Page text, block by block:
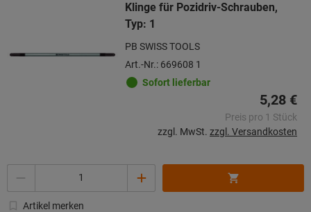
Klinge für Pozidriv-Schrauben,
Typ: 1
PB SWISS TOOLS
Art.-Nr.: 669608 1
Sofort lieferbar
5,28 €
Preis pro 1 Stück
zzgl. MwSt. zzgl. Versandkosten
Artikel merken